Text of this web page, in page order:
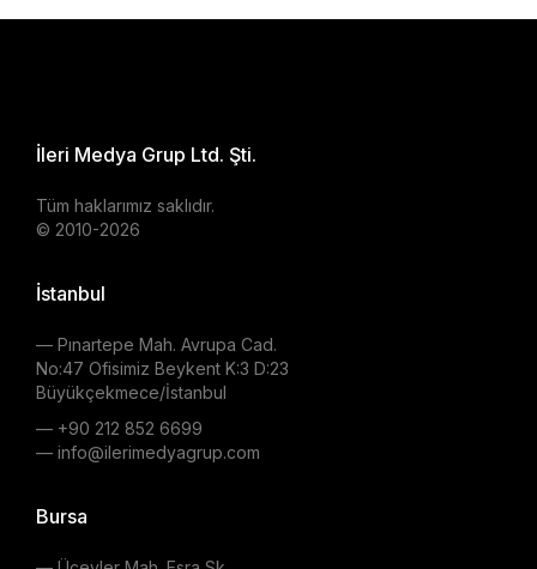
İleri Medya Grup Ltd. Şti.
Tüm haklarımız saklıdır.
© 2010-2026
İstanbul
— Pınartepe Mah. Avrupa Cad.
No:47 Ofisimiz Beykent K:3 D:23
Büyükçekmece/İstanbul
— +90 212 852 6699
— info@ilerimedyagrup.com
Bursa